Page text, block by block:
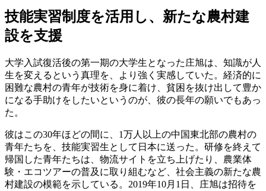
技能実習制度を活用し、 新たな農村建
設を支援
大学入試復活後の第一期の大学生となった庄旭は、知識が人
生を変えるという真理を、より強く実感していた。経済的に
困難な農村の青年が技術を身に着け、貧困を抜け出して豊か
になる手助けをしたいというのが、彼の長年の願いでもあっ
た。
彼はこの30年ほどの間に、1万人以上の中国東北部の農村の
青年たちを、技能実習生として日本に送った。研修を終えて
帰国した青年たちは、物流サイトを立ち上げたり、農業体
験・エコツアーの普及に取り組むなど、社会主義の新たな農
村建設の模範を示している。2019年10月1日、庄旭は招待を